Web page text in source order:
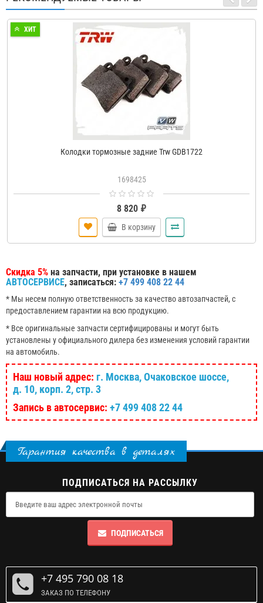
ХИТ
Колодки тормозные задние Trw GDB1722
1698425
8 820 ₽
В корзину
Скидка 5% на запчасти, при установке в нашем
АВТОСЕРВИСЕ, записаться: +7 499 408 22 44
* Мы несем полную ответственность за качество автозапчастей, с
предоставлением гарантии на всю продукцию.
* Все оригинальные запчасти сертифицированы и могут быть
установлены у официального дилера без изменения условий гарантии
на автомобиль.
Наш новый адрес: г. Москва, Очаковское шоссе,
д. 10, корп. 2, стр. 3
Запись в автосервис: +7 499 408 22 44
Гарантия качества в деталях
ПОДПИСАТЬСЯ НА РАССЫЛКУ
ПОДПИСАТЬСЯ
+7 495 790 08 18
ЗАКАЗ ПО ТЕЛЕФОНУ